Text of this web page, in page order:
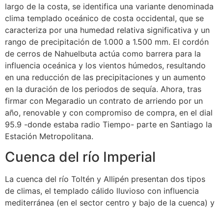
largo de la costa, se identifica una variante denominada
clima templado oceánico de costa occidental, que se
caracteriza por una humedad relativa significativa y un
rango de precipitación de 1.000 a 1.500 mm. El cordón
de cerros de Nahuelbuta actúa como barrera para la
influencia oceánica y los vientos húmedos, resultando
en una reducción de las precipitaciones y un aumento
en la duración de los periodos de sequía. Ahora, tras
firmar con Megaradio un contrato de arriendo por un
año, renovable y con compromiso de compra, en el dial
95.9 -donde estaba radio Tiempo- parte en Santiago la
Estación Metropolitana.
Cuenca del río Imperial
La cuenca del río Toltén y Allipén presentan dos tipos
de climas, el templado cálido lluvioso con influencia
mediterránea (en el sector centro y bajo de la cuenca) y